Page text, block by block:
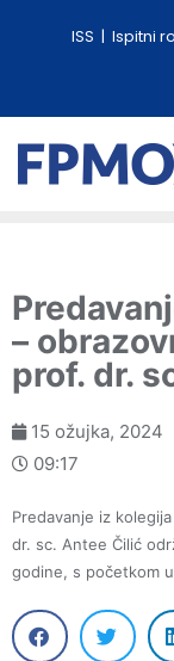
ISS Ispitni
–
prof. dr.
15 ožujka, 2024
09:17
Predavanje iz kolegija
dr. sc. Antee Čilić
godine, s početkom